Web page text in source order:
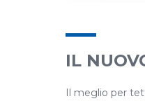
IL
Il meglio per